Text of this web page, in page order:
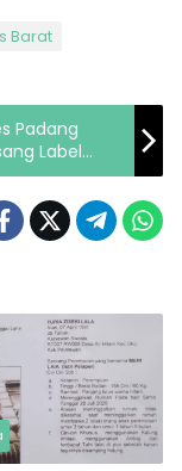
Barat
Padang
Label